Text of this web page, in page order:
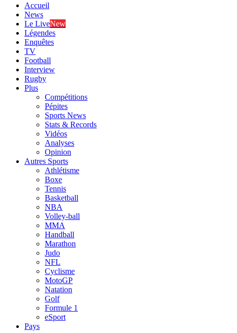
Accueil
News
Le LiveNew
Légendes
Enquêtes
TV
Football
Interview
Rugby
Plus
Compétitions
Pépites
Sports News
Stats & Records
Vidéos
Analyses
Opinion
Autres Sports
Athlétisme
Boxe
Tennis
Basketball
NBA
Volley-ball
MMA
Handball
Marathon
Judo
NFL
Cyclisme
MotoGP
Natation
Golf
Formule 1
eSport
Pays